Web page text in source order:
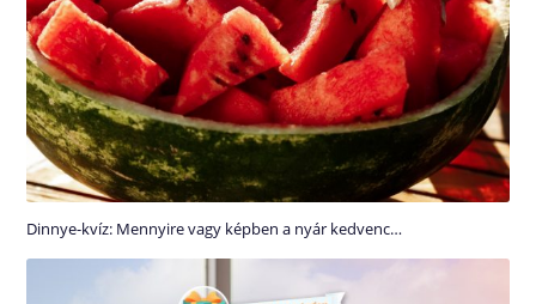
Dinnye-kvíz: Mennyire vagy képben a nyár kedvenc…